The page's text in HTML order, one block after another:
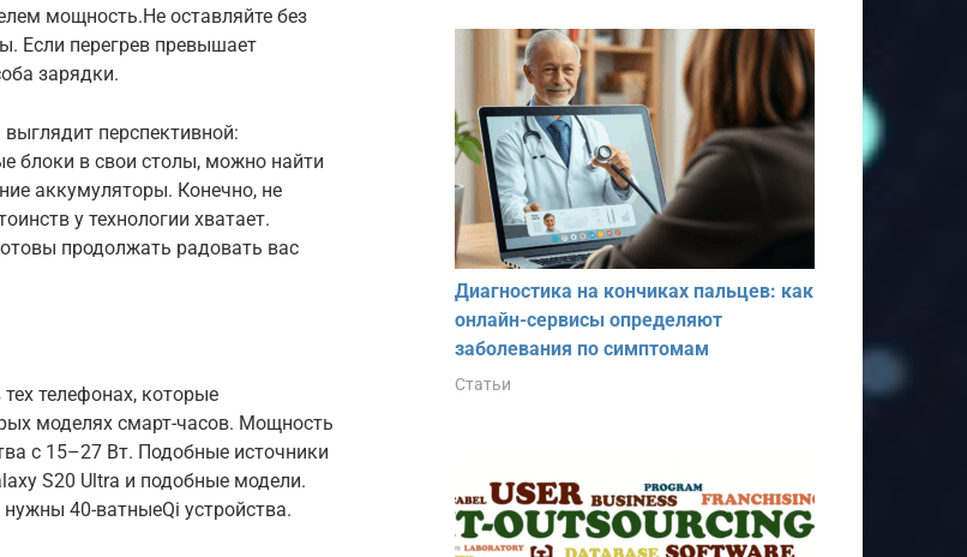
мощность.Не оставляйте без
Если перегрев превышает
зарядки.
выглядит перспективной:
блоки в свои столы, можно найти
аккумуляторы. Конечно, не
у технологии хватает.
продолжать радовать вас
телефонах, которые
моделях смарт-часов. Мощность
с 15–27 Вт. Подобные источники
S20 Ultra и подобные модели.
40-ватныеQi устройства.
Диагностика на кончиках пальцев: как
онлайн-сервисы определяют
заболевания по симптомам
Статьи